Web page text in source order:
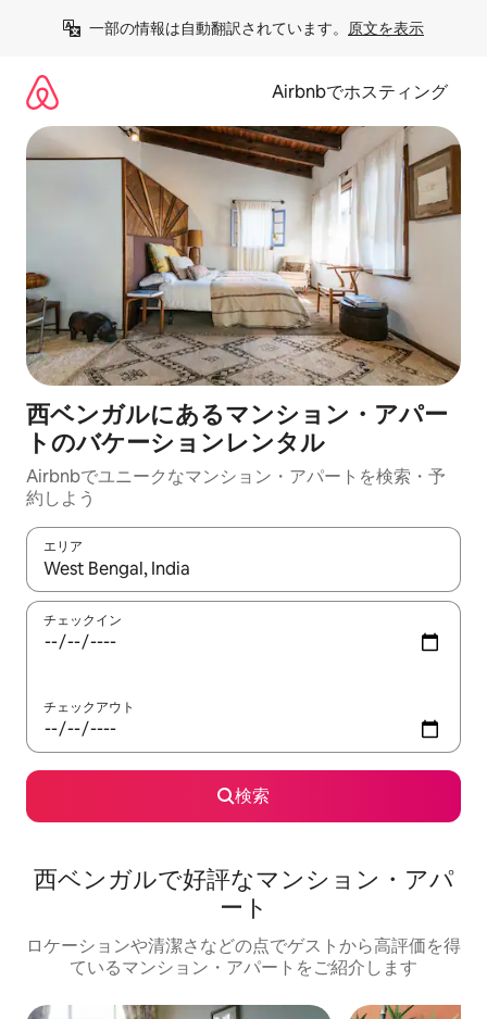
一部の情報は自動翻訳されています。 原文を表示
Airbnbでホスティング
西ベンガルにあるマンション・アパー
トのバケーションレンタル
Airbnbでユニークなマンション・アパートを検索・予
約しよう
エリア
検索結果が表示されたら、上下の矢印キーを使って移動するか
チェックイン
チェックアウト
検索
西ベンガルで好評なマンション・アパ
ート
ロケーションや清潔さなどの点でゲストから高評価を得
ているマンション・アパートをご紹介します